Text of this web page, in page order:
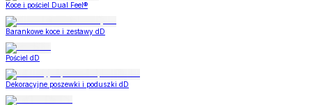
Koce i pościel Dual Feel®
Barankowe koce i zestawy dD
Pościel dD
Dekoracyjne poszewki i poduszki dD